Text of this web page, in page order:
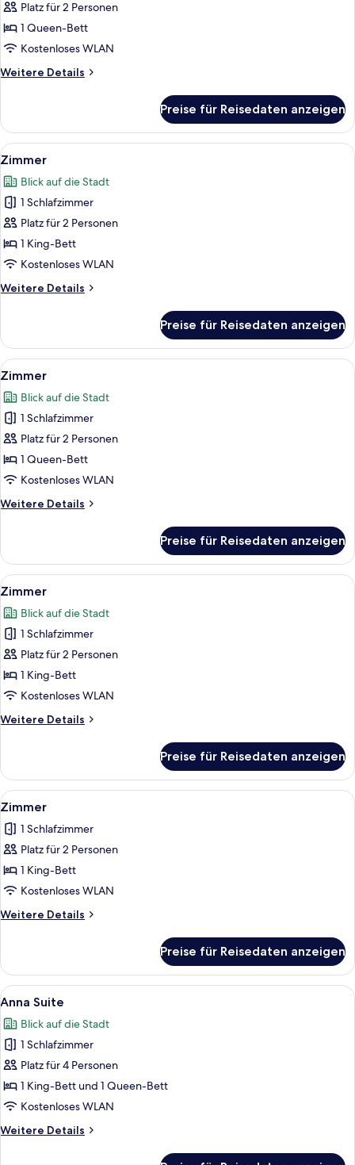
anzeigen
Platz für 2 Personen
1 Queen-Bett
Kostenloses WLAN
Weitere Details
Weitere
Preise für Reisedaten anzeigen
Alle
Fotos
für
Zimmer
anzeigen
Ein Schlafzimmer mit Bett,
8
Zimmer
Blick auf die Stadt
1 Schlafzimmer
Platz für 2 Personen
1 King-Bett
Kostenloses WLAN
Weitere Details
Weitere
Preise für Reisedaten anzeigen
Alle
Fotos
für
Zimmer
anzeigen
Ein Schlafzimmer mit
12
Zimmer
Blick auf die Stadt
1 Schlafzimmer
Platz für 2 Personen
1 Queen-Bett
Kostenloses WLAN
Weitere Details
Weitere
Preise für Reisedaten anzeigen
Alle
Fotos
für
Zimmer
anzeigen
Ein Schlafzimmer mit Bett,
11
Zimmer
Blick auf die Stadt
1 Schlafzimmer
Platz für 2 Personen
1 King-Bett
Kostenloses WLAN
Weitere Details
Weitere
Preise für Reisedaten anzeigen
Alle
Fotos
für
Zimmer
anzeigen
Ein Schlafzimmer mit einem Bett,
5
Zimmer
1 Schlafzimmer
Platz für 2 Personen
1 King-Bett
Kostenloses WLAN
Weitere Details
Weitere
Preise für Reisedaten anzeigen
Alle
Fotos
für
Anna
Suite
anzeigen
Ein ordentlich eingerichtetes
14
Anna Suite
Blick auf die Stadt
1 Schlafzimmer
Platz für 4 Personen
1 King-Bett und 1 Queen-Bett
Kostenloses WLAN
Weitere Details
Weitere